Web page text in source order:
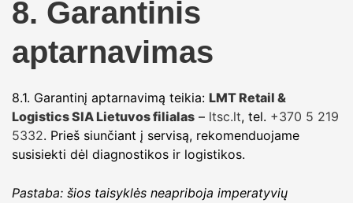
8. Garantinis
aptarnavimas
8.1. Garantinį aptarnavimą teikia: LMT Retail &
Logistics SIA Lietuvos filialas – ltsc.lt, tel. +370 5 219
5332. Prieš siunčiant į servisą, rekomenduojame
susisiekti dėl diagnostikos ir logistikos.
Pastaba: šios taisyklės neapriboja imperatyvių